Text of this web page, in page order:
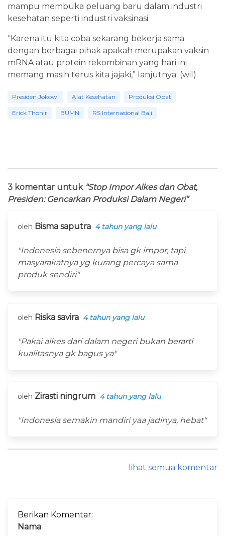
mampu membuka peluang baru dalam industri
kesehatan seperti industri vaksinasi.
“Karena itu kita coba sekarang bekerja sama
dengan berbagai pihak apakah merupakan vaksin
mRNA atau protein rekombinan yang hari ini
memang masih terus kita jajaki,” lanjutnya. (wil)
Presiden Jokowi Alat Kesehatan Produksi Obat
Erick Thohir BUMN RS Internasional Bali
3 komentar untuk “Stop Impor Alkes dan Obat,
Presiden: Gencarkan Produksi Dalam Negeri”
oleh Bisma saputra 4 tahun yang lalu
"Indonesia sebenernya bisa gk impor, tapi
masyarakatnya yg kurang percaya sama
produk sendiri"
oleh Riska savira 4 tahun yang lalu
"Pakai alkes dari dalam negeri bukan berarti
kualitasnya gk bagus ya"
oleh Zirasti ningrum 4 tahun yang lalu
"Indonesia semakin mandiri yaa jadinya, hebat"
lihat semua komentar
Berikan Komentar:
Nama